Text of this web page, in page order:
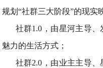
规划“社群三大阶段”的现实
社群1.0，由星河主导
魅力的生活方式；
社群2.0，由业主主导